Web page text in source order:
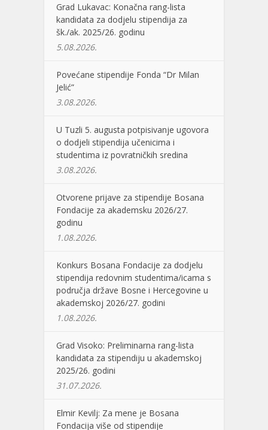
Grad Lukavac: Konačna rang-lista
kandidata za dodjelu stipendija za
šk./ak. 2025/26. godinu
5.08.2026.
Povećane stipendije Fonda “Dr Milan
Jelić”
3.08.2026.
U Tuzli 5. augusta potpisivanje ugovora
o dodjeli stipendija učenicima i
studentima iz povratničkih sredina
3.08.2026.
Otvorene prijave za stipendije Bosana
Fondacije za akademsku 2026/27.
godinu
1.08.2026.
Konkurs Bosana Fondacije za dodjelu
stipendija redovnim studentima/icama s
područja države Bosne i Hercegovine u
akademskoj 2026/27. godini
1.08.2026.
Grad Visoko: Preliminarna rang-lista
kandidata za stipendiju u akademskoj
2025/26. godini
31.07.2026.
Elmir Kevilj: Za mene je Bosana
Fondacija više od stipendije